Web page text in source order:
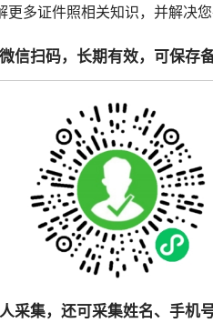
多证件照相关知识，并解决
信扫码，长期有效，可保存备
采集，还可采集姓名、手机号